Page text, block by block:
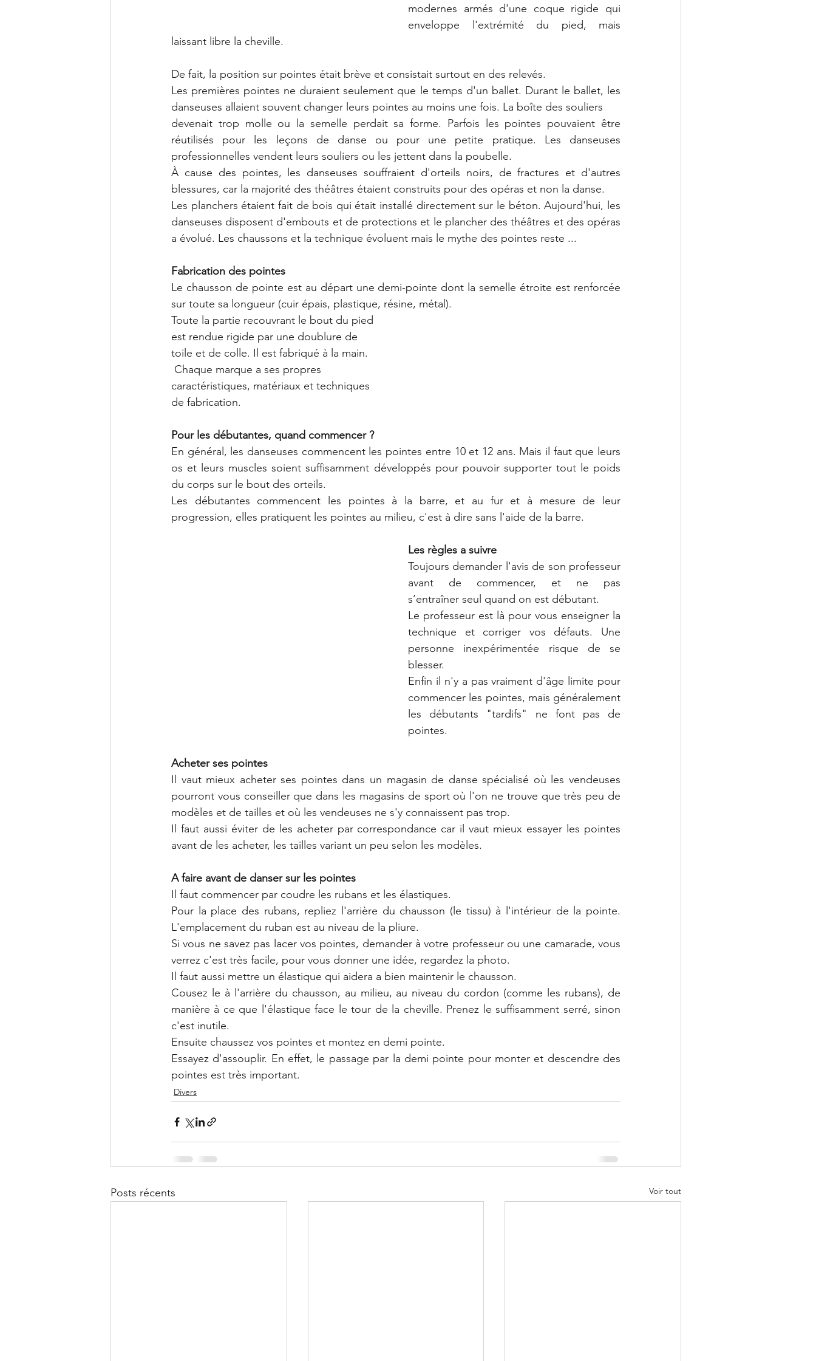
modernes armés d'une coque rigide qui
enveloppe l'extrémité du pied, mais
laissant libre la cheville.
De fait, la position sur pointes était brève et consistait surtout en des relevés.
Les premières pointes ne duraient seulement que le temps d'un ballet. Durant le ballet, les
danseuses allaient souvent changer leurs pointes au moins une fois. La boîte des souliers
devenait trop molle ou la semelle perdait sa forme. Parfois les pointes pouvaient être
réutilisés pour les leçons de danse ou pour une petite pratique. Les danseuses
professionnelles vendent leurs souliers ou les jettent dans la poubelle.
À cause des pointes, les danseuses souffraient d'orteils noirs, de fractures et d'autres
blessures, car la majorité des théâtres étaient construits pour des opéras et non la danse.
Les planchers étaient fait de bois qui était installé directement sur le béton. Aujourd'hui, les
danseuses disposent d'embouts et de protections et le plancher des théâtres et des opéras
a évolué. Les chaussons et la technique évoluent mais le mythe des pointes reste ...
Fabrication des pointes
Le chausson de pointe est au départ une demi-pointe dont la semelle étroite est renforcée
sur toute sa longueur (cuir épais, plastique, résine, métal).
Toute la partie recouvrant le bout du pied
est rendue rigide par une doublure de
toile et de colle. Il est fabriqué à la main.
Chaque marque a ses propres
caractéristiques, matériaux et techniques
de fabrication.
Pour les débutantes, quand commencer ?
En général, les danseuses commencent les pointes entre 10 et 12 ans. Mais il faut que leurs
os et leurs muscles soient suffisamment développés pour pouvoir supporter tout le poids
du corps sur le bout des orteils.
Les débutantes commencent les pointes à la barre, et au fur et à mesure de leur
progression, elles pratiquent les pointes au milieu, c'est à dire sans l'aide de la barre.
Les règles a suivre
Toujours demander l'avis de son professeur
avant de commencer, et ne pas
s’entraîner seul quand on est débutant.
Le professeur est là pour vous enseigner la
technique et corriger vos défauts. Une
personne inexpérimentée risque de se
blesser.
Enfin il n'y a pas vraiment d'âge limite pour
commencer les pointes, mais généralement
les débutants "tardifs" ne font pas de
pointes.
Acheter ses pointes
Il vaut mieux acheter ses pointes dans un magasin de danse spécialisé où les vendeuses
pourront vous conseiller que dans les magasins de sport où l'on ne trouve que très peu de
modèles et de tailles et où les vendeuses ne s'y connaissent pas trop.
Il faut aussi éviter de les acheter par correspondance car il vaut mieux essayer les pointes
avant de les acheter, les tailles variant un peu selon les modèles.
A faire avant de danser sur les pointes
Il faut commencer par coudre les rubans et les élastiques.
Pour la place des rubans, repliez l'arrière du chausson (le tissu) à l'intérieur de la pointe.
L'emplacement du ruban est au niveau de la pliure.
Si vous ne savez pas lacer vos pointes, demander à votre professeur ou une camarade, vous
verrez c'est très facile, pour vous donner une idée, regardez la photo.
Il faut aussi mettre un élastique qui aidera a bien maintenir le chausson.
Cousez le à l'arrière du chausson, au milieu, au niveau du cordon (comme les rubans), de
manière à ce que l'élastique face le tour de la cheville. Prenez le suffisamment serré, sinon
c'est inutile.
Ensuite chaussez vos pointes et montez en demi pointe.
Essayez d'assouplir. En effet, le passage par la demi pointe pour monter et descendre des
pointes est très important.
Divers
Posts récents Voir tout